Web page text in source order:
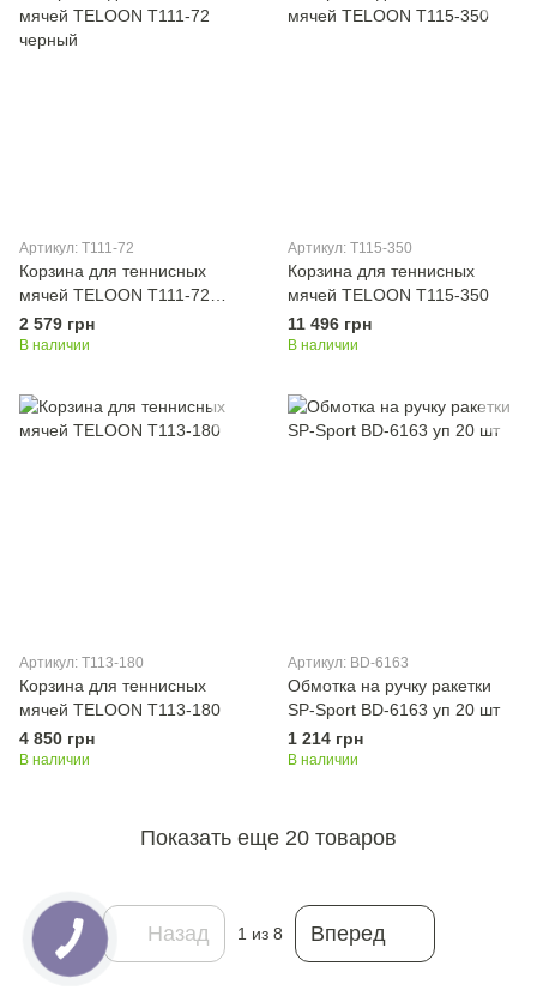
Артикул: T111-72
Корзина для теннисных
мячей TELOON T111-72
черный
2 579 грн
В наличии
Артикул: T115-350
Корзина для теннисных
мячей TELOON T115-350
11 496 грн
В наличии
Артикул: T113-180
Корзина для теннисных
мячей TELOON T113-180
4 850 грн
В наличии
Артикул: BD-6163
Обмотка на ручку ракетки
SP-Sport BD-6163 уп 20 шт
1 214 грн
В наличии
Показать еще 20 товаров
Назад 1 из 8 Вперед